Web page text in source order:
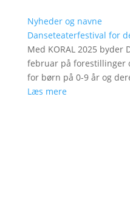
Nyheder og navne
Danseteaterfestival for
Med KORAL 2025 byder
februar på forestillinger
for børn på 0-9 år og
Læs mere